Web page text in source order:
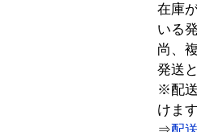
在庫
いる
尚、
発送
※配
けます